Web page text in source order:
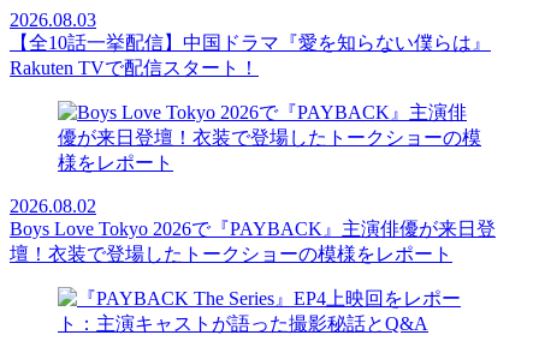
2026.08.03
【全10話一挙配信】中国ドラマ『愛を知らない僕らは』
Rakuten TVで配信スタート！
2026.08.02
Boys Love Tokyo 2026で『PAYBACK』主演俳優が来日登
壇！衣装で登場したトークショーの模様をレポート